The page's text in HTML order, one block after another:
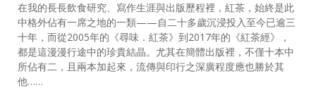
在我的長長飲食研究、寫作生涯與出版歷程裡，紅茶，始終是此
中格外佔有一席之地的一類——自二十多歲沉浸投入至今已逾三
十年，而從2005年的《尋味．紅茶》到2017年的《紅茶經》，
都是這漫漫行途中的珍貴結晶。尤其在簡體出版裡，不僅十本中
所佔有二，且兩本加起來，流傳與印行之深廣程度應也勝於其
他……